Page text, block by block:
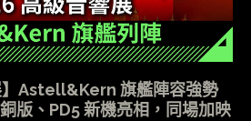
】Astell&Kern 旗艦陣容強勢
版、PD5 新機亮相，同場加映